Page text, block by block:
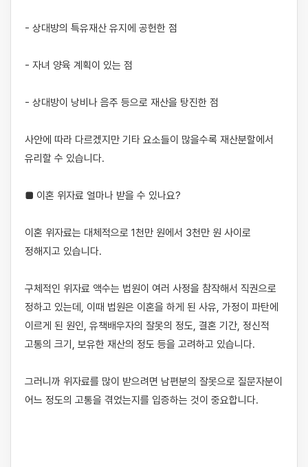
- 상대방의 특유재산 유지에 공헌한 점
- 자녀 양육 계획이 있는 점
- 상대방이 낭비나 음주 등으로 재산을 탕진한 점
사안에 따라 다르겠지만 기타 요소들이 많을수록 재산분할에서
유리할 수 있습니다.
■ 이혼 위자료 얼마나 받을 수 있나요?
이혼 위자료는 대체적으로 1천만 원에서 3천만 원 사이로
정해지고 있습니다.
구체적인 위자료 액수는 법원이 여러 사정을 참작해서 직권으로
정하고 있는데, 이때 법원은 이혼을 하게 된 사유, 가정이 파탄에
이르게 된 원인, 유책배우자의 잘못의 정도, 결혼 기간, 정신적
고통의 크기, 보유한 재산의 정도 등을 고려하고 있습니다.
그러니까 위자료를 많이 받으려면 남편분의 잘못으로 질문자분이
어느 정도의 고통을 겪었는지를 입증하는 것이 중요합니다.